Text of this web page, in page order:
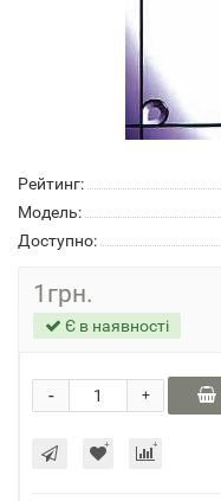
Рейтинг:
Модель:
Доступно:
1грн.
Є в наявності
+
-